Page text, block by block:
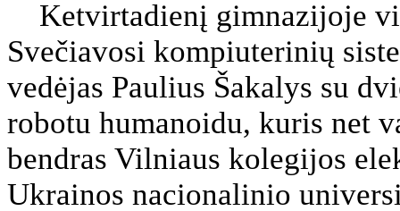
Ketvirtadienį gimnazijoje
Svečiavosi kompiuterinių
vedėjas Paulius Šakalys su
robotu humanoidu, kuris net
bendras Vilniaus kolegijos
Ukrainos nacionalinio